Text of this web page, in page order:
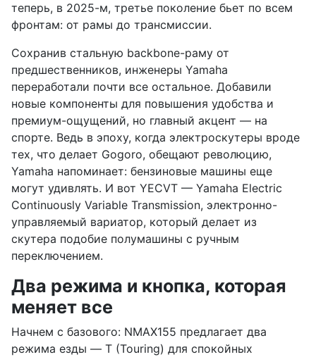
теперь, в 2025-м, третье поколение бьет по всем
фронтам: от рамы до трансмиссии.
Сохранив стальную backbone-раму от
предшественников, инженеры Yamaha
переработали почти все остальное. Добавили
новые компоненты для повышения удобства и
премиум-ощущений, но главный акцент — на
спорте. Ведь в эпоху, когда электроскутеры вроде
тех, что делает Gogoro, обещают революцию,
Yamaha напоминает: бензиновые машины еще
могут удивлять. И вот YECVT — Yamaha Electric
Continuously Variable Transmission, электронно-
управляемый вариатор, который делает из
скутера подобие полумашины с ручным
переключением.
Два режима и кнопка, которая
меняет все
Начнем с базового: NMAX155 предлагает два
режима езды — T (Touring) для спокойных